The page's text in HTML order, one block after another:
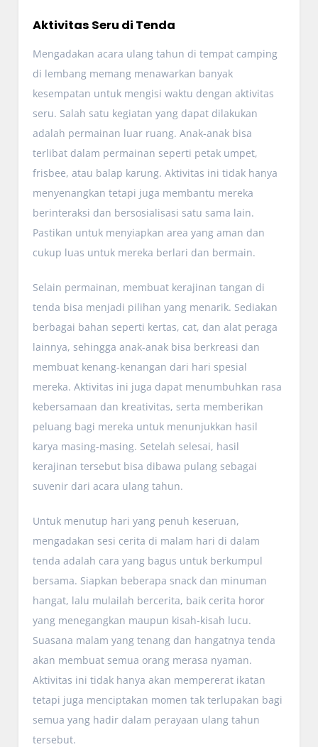
Aktivitas Seru di Tenda
Mengadakan acara ulang tahun di tempat camping
di lembang memang menawarkan banyak
kesempatan untuk mengisi waktu dengan aktivitas
seru. Salah satu kegiatan yang dapat dilakukan
adalah permainan luar ruang. Anak-anak bisa
terlibat dalam permainan seperti petak umpet,
frisbee, atau balap karung. Aktivitas ini tidak hanya
menyenangkan tetapi juga membantu mereka
berinteraksi dan bersosialisasi satu sama lain.
Pastikan untuk menyiapkan area yang aman dan
cukup luas untuk mereka berlari dan bermain.
Selain permainan, membuat kerajinan tangan di
tenda bisa menjadi pilihan yang menarik. Sediakan
berbagai bahan seperti kertas, cat, dan alat peraga
lainnya, sehingga anak-anak bisa berkreasi dan
membuat kenang-kenangan dari hari spesial
mereka. Aktivitas ini juga dapat menumbuhkan rasa
kebersamaan dan kreativitas, serta memberikan
peluang bagi mereka untuk menunjukkan hasil
karya masing-masing. Setelah selesai, hasil
kerajinan tersebut bisa dibawa pulang sebagai
suvenir dari acara ulang tahun.
Untuk menutup hari yang penuh keseruan,
mengadakan sesi cerita di malam hari di dalam
tenda adalah cara yang bagus untuk berkumpul
bersama. Siapkan beberapa snack dan minuman
hangat, lalu mulailah bercerita, baik cerita horor
yang menegangkan maupun kisah-kisah lucu.
Suasana malam yang tenang dan hangatnya tenda
akan membuat semua orang merasa nyaman.
Aktivitas ini tidak hanya akan mempererat ikatan
tetapi juga menciptakan momen tak terlupakan bagi
semua yang hadir dalam perayaan ulang tahun
tersebut.